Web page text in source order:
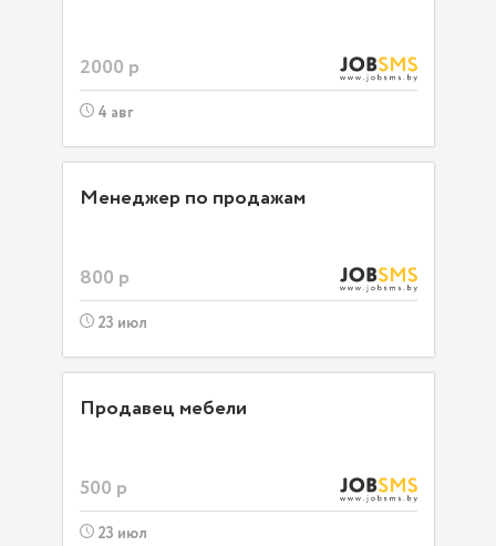
2000 р
4 авг
Менеджер по продажам
800 р
23 июл
Продавец мебели
500 р
23 июл